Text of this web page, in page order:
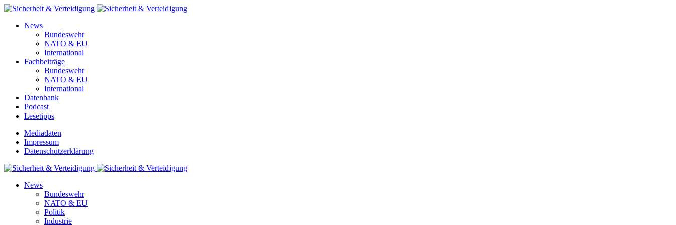
News
Bundeswehr
NATO & EU
International
Fachbeiträge
Bundeswehr
NATO & EU
International
Datenbank
Podcast
Lesetipps
Mediadaten
Impressum
Datenschutzerklärung
News
Bundeswehr
NATO & EU
Politik
Industrie